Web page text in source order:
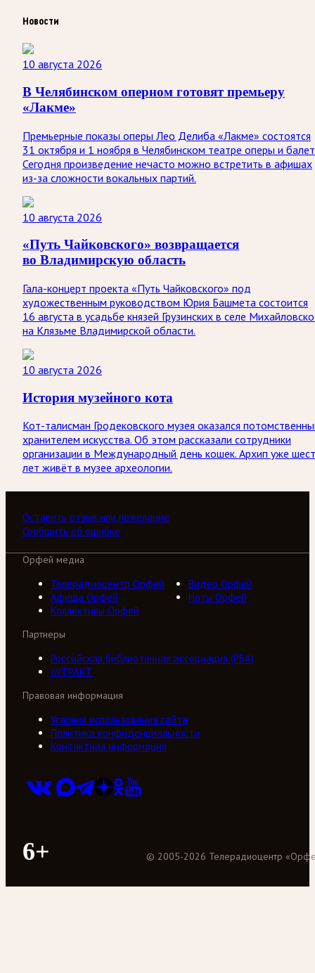
Новости
10 августа 2026
В Челябинском оперном готовят премьеру
«Лакме»
Премьерные показы оперы Лео Делиба «Лакме» состоятся
31 октября и 1 ноября в Челябинском театре оперы и
Сегодня произведение нечасто можно встретить в афишах
из-за сложности вокальных партий.
10 августа 2026
«Путь Чайковского» возвращается
во Владимирскую область
Гала-концерт проекта «Путь Чайковского» под
художественным руководством Юрия Башмета состоится
16 августа в усадьбе князей Грузинских в селе
на Клязьме Владимирской области.
10 августа 2026
История музейного кота
Кот-талисман Гродековского музея оказался
хранителем искусства. Об этом рассказали сотрудники
организации в Международный день кошек. Архип уже
лет живёт в музее археологии.
Оставить отзыв или пожелание
Сообщить об ошибке
Орфей медиа
Телерадиоцентр Орфей
Видео Орфей
Афиша Орфей
Ноты Орфей
Коллективы Орфей
Партнеры
Российская библиотечная ассоциация (РБА)
///ТРАКТ
Правовая информация
Условия использования сайта
Политика конфиденциальности
Контактная информация
6+ © 2005-2026 Телерадиоцентр